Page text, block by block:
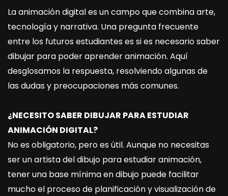
La animación digital es un campo que combina arte,
tecnología y narrativa. Una pregunta frecuente
entre los futuros estudiantes es si es necesario saber
dibujar para poder aprender animación. Aquí
desglosamos la respuesta, resolviendo algunas de
las dudas y preocupaciones más comunes.
¿NECESITO SABER DIBUJAR PARA ESTUDIAR
ANIMACIÓN DIGITAL?
No es obligatorio, pero es útil. Aunque no necesitas
ser un artista del dibujo para estudiar animación,
tener una base mínima en dibujo puede facilitar
mucho el proceso de planificación y visualización de